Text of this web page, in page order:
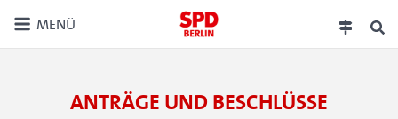
MENÜ
ANTRÄGE UND BESCHLÜSSE